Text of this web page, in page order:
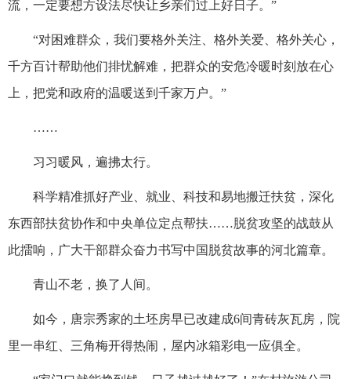
流，一定要想方设法尽快让乡亲们过上好日子。”
“对困难群众，我们要格外关注、格外关爱、格外关心，
千方百计帮助他们排忧解难，把群众的安危冷暖时刻放在心
上，把党和政府的温暖送到千家万户。”
……
习习暖风，遍拂太行。
科学精准抓好产业、就业、科技和易地搬迁扶贫，深化
东西部扶贫协作和中央单位定点帮扶……脱贫攻坚的战鼓从
此擂响，广大干部群众奋力书写中国脱贫故事的河北篇章。
青山不老，换了人间。
如今，唐宗秀家的土坯房早已改建成6间青砖灰瓦房，院
里一串红、三角梅开得热闹，屋内冰箱彩电一应俱全。